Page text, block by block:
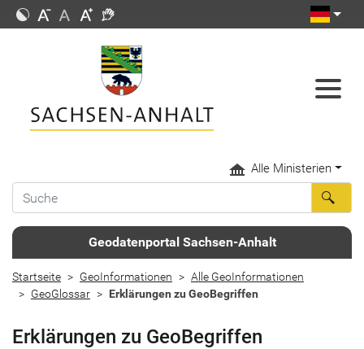
Alle Ministerien
Geodatenportal Sachsen-Anhalt
Startseite GeoInformationen
Alle GeoInformationen
GeoGlossar
Erklärungen zu GeoBegriffen
Erklärungen zu GeoBegriffen